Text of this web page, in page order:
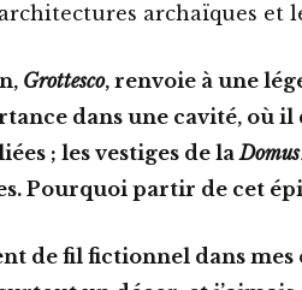
archaïques et
Grottesco, renvoie à une
dans une cavité, où il
; les vestiges de la
Pourquoi partir de cet
de fil fictionnel dans mes